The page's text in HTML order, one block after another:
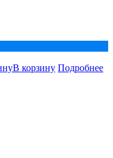
В корзину Подробнее